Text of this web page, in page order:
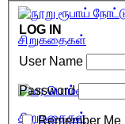
சிறுகதைகள்
சிறுகதைகள்
LOG IN
User Name
Password
Remember Me